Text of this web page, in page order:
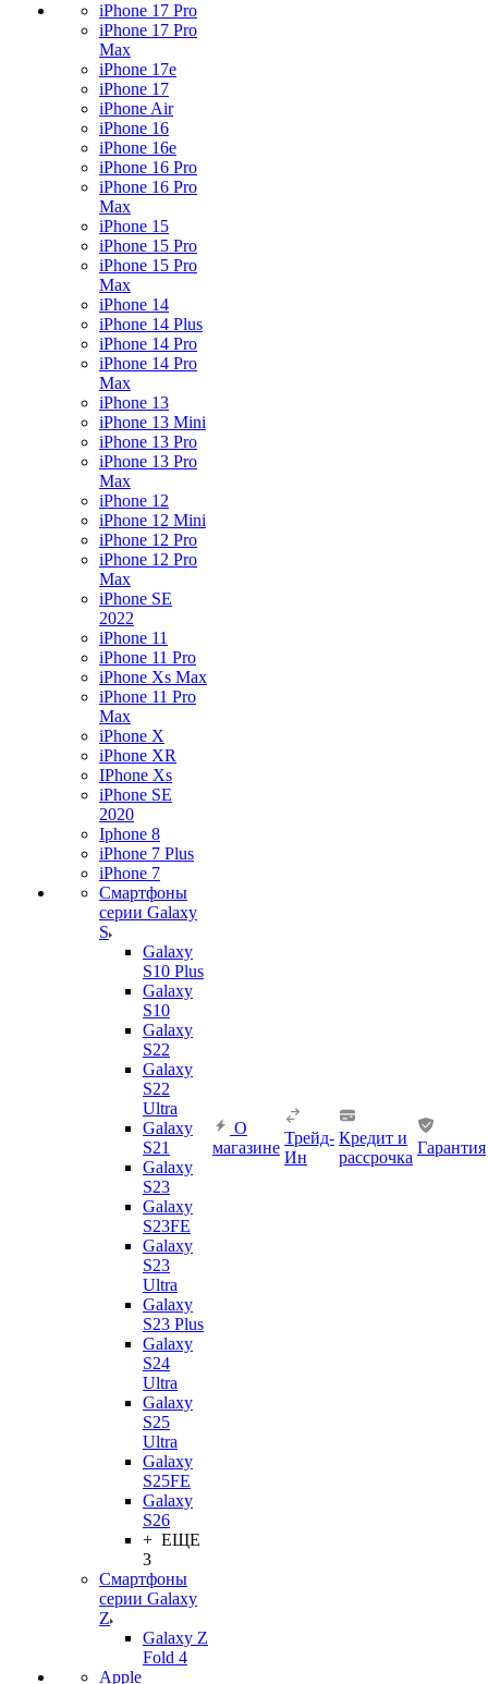
iPhone 17 Pro
iPhone 17 Pro
Max
iPhone 17e
iPhone 17
iPhone Air
iPhone 16
iPhone 16e
iPhone 16 Pro
iPhone 16 Pro
Max
iPhone 15
iPhone 15 Pro
iPhone 15 Pro
Max
iPhone 14
iPhone 14 Plus
iPhone 14 Pro
iPhone 14 Pro
Max
iPhone 13
iPhone 13 Mini
iPhone 13 Pro
iPhone 13 Pro
Max
iPhone 12
iPhone 12 Mini
iPhone 12 Pro
iPhone 12 Pro
Max
iPhone SE
2022
iPhone 11
iPhone 11 Pro
iPhone Xs Max
iPhone 11 Pro
Max
iPhone X
iPhone XR
IPhone Xs
iPhone SE
2020
Iphone 8
iPhone 7 Plus
iPhone 7
Смартфоны
серии Galaxy
S
Galaxy
S10 Plus
Galaxy
S10
Galaxy
S22
Galaxy
S22
Ultra
Galaxy
S21
Galaxy
S23
Galaxy
S23FE
Galaxy
S23
Ultra
Galaxy
S23 Plus
Galaxy
S24
Ultra
Galaxy
S25
Ultra
Galaxy
S25FE
Galaxy
S26
+ ЕЩЕ
3
Смартфоны
серии Galaxy
Z
Galaxy Z
Fold 4
Apple
О
магазине
Трейд-
Ин
Кредит и
рассрочка
Гарантия